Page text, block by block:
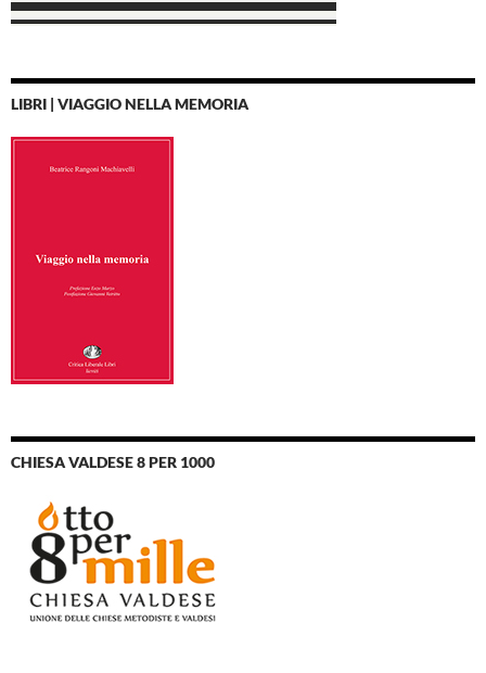
LIBRI | VIAGGIO NELLA MEMORIA
CHIESA VALDESE 8 PER 1000